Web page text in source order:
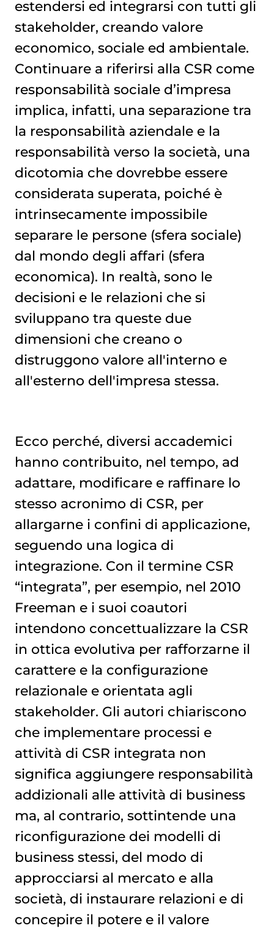
estendersi ed integrarsi con tutti gli
stakeholder, creando valore
economico, sociale ed ambientale.
Continuare a riferirsi alla CSR come
responsabilità sociale d’impresa
implica, infatti, una separazione tra
la responsabilità aziendale e la
responsabilità verso la società, una
dicotomia che dovrebbe essere
considerata superata, poiché è
intrinsecamente impossibile
separare le persone (sfera sociale)
dal mondo degli affari (sfera
economica). In realtà, sono le
decisioni e le relazioni che si
sviluppano tra queste due
dimensioni che creano o
distruggono valore all'interno e
all'esterno dell'impresa stessa.
Ecco perché, diversi accademici
hanno contribuito, nel tempo, ad
adattare, modificare e raffinare lo
stesso acronimo di CSR, per
allargarne i confini di applicazione,
seguendo una logica di
integrazione. Con il termine CSR
“integrata”, per esempio, nel 2010
Freeman e i suoi coautori
intendono concettualizzare la CSR
in ottica evolutiva per rafforzarne il
carattere e la configurazione
relazionale e orientata agli
stakeholder. Gli autori chiariscono
che implementare processi e
attività di CSR integrata non
significa aggiungere responsabilità
addizionali alle attività di business
ma, al contrario, sottintende una
riconfigurazione dei modelli di
business stessi, del modo di
approcciarsi al mercato e alla
società, di instaurare relazioni e di
concepire il potere e il valore